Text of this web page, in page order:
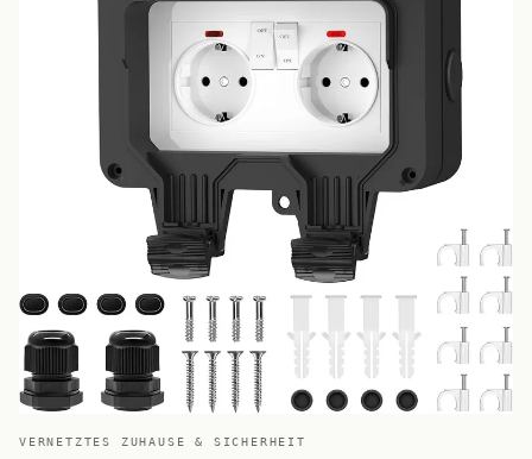
VERNETZTES ZUHAUSE & SICHERHEIT